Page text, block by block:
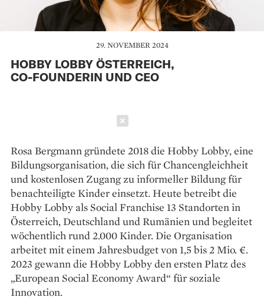
29. NOVEMBER 2024
HOBBY LOBBY ÖSTERREICH,
CO-FOUNDERIN UND CEO
Rosa Bergmann gründete 2018 die Hobby Lobby, eine
Bildungsorganisation, die sich für Chancengleichheit
und kostenlosen Zugang zu informeller Bildung für
benachteiligte Kinder einsetzt. Heute betreibt die
Hobby Lobby als Social Franchise 13 Standorten in
Österreich, Deutschland und Rumänien und begleitet
wöchentlich rund 2.000 Kinder. Die Organisation
arbeitet mit einem Jahresbudget von 1,5 bis 2 Mio. €.
2023 gewann die Hobby Lobby den ersten Platz des
„European Social Economy Award“ für soziale
Innovation.